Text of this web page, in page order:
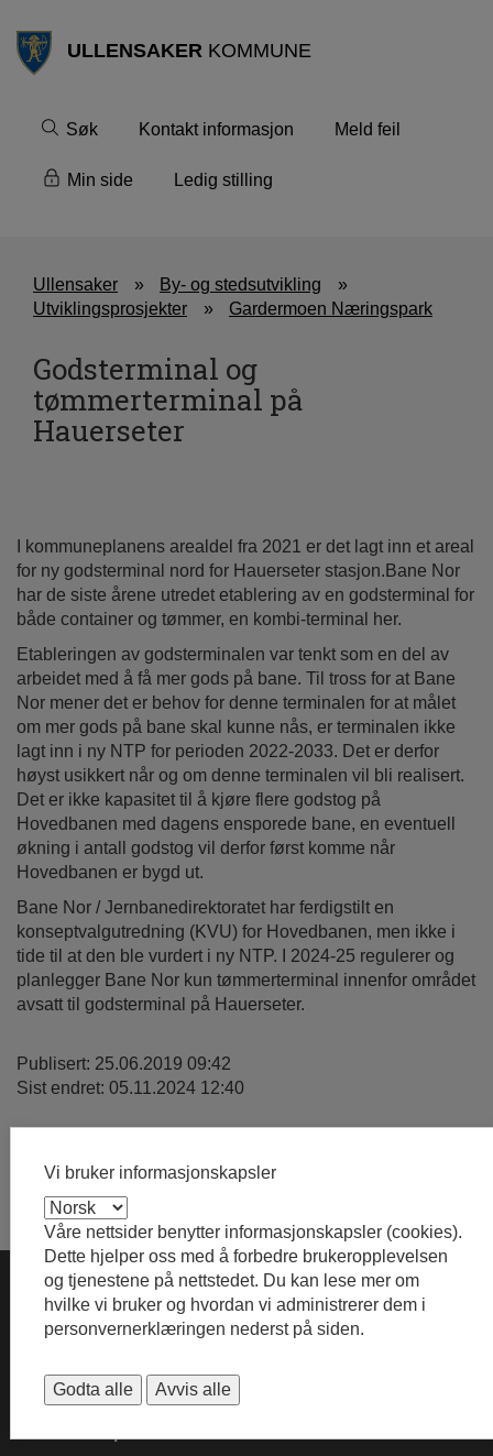
ULLENSAKERKOMMUNE
Søk Kontakt informasjon Meld feil
Min side Ledig stilling
Ullensaker
By- og stedsutvikling
Utviklingsprosjekter
Gardermoen Næringspark
Godsterminal og
tømmerterminal på
Hauerseter
I kommuneplanens arealdel fra 2021 er det lagt inn et areal
for ny godsterminal nord for Hauerseter stasjon.Bane Nor
har de siste årene utredet etablering av en godsterminal for
både container og tømmer, en kombi-terminal her.
Etableringen av godsterminalen var tenkt som en del av
arbeidet med å få mer gods på bane. Til tross for at Bane
Nor mener det er behov for denne terminalen for at målet
om mer gods på bane skal kunne nås, er terminalen ikke
lagt inn i ny NTP for perioden 2022-2033. Det er derfor
høyst usikkert når og om denne terminalen vil bli realisert.
Det er ikke kapasitet til å kjøre flere godstog på
Hovedbanen med dagens ensporede bane, en eventuell
økning i antall godstog vil derfor først komme når
Hovedbanen er bygd ut.
Bane Nor / Jernbanedirektoratet har ferdigstilt en
konseptvalgutredning (KVU) for Hovedbanen, men ikke i
tide til at den ble vurdert i ny NTP. I 2024-25 regulerer og
planlegger Bane Nor kun tømmerterminal innenfor området
avsatt til godsterminal på Hauerseter.
Publisert: 25.06.2019 09:42
Sist endret: 05.11.2024 12:40
KONTAKTINFORMASJON
Send sikker post via eDialog
Vi bruker informasjonskapsler
Våre nettsider benytter informasjonskapsler (cookies).
Dette hjelper oss med å forbedre brukeropplevelsen
og tjenestene på nettstedet. Du kan lese mer om
hvilke vi bruker og hvordan vi administrerer dem i
personvernerklæringen nederst på siden.
Godta alle Avvis alle